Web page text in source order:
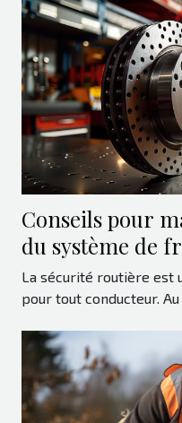
Conseils pour
du système de
véhicule
La sécurité routière est
pour tout conducteur.